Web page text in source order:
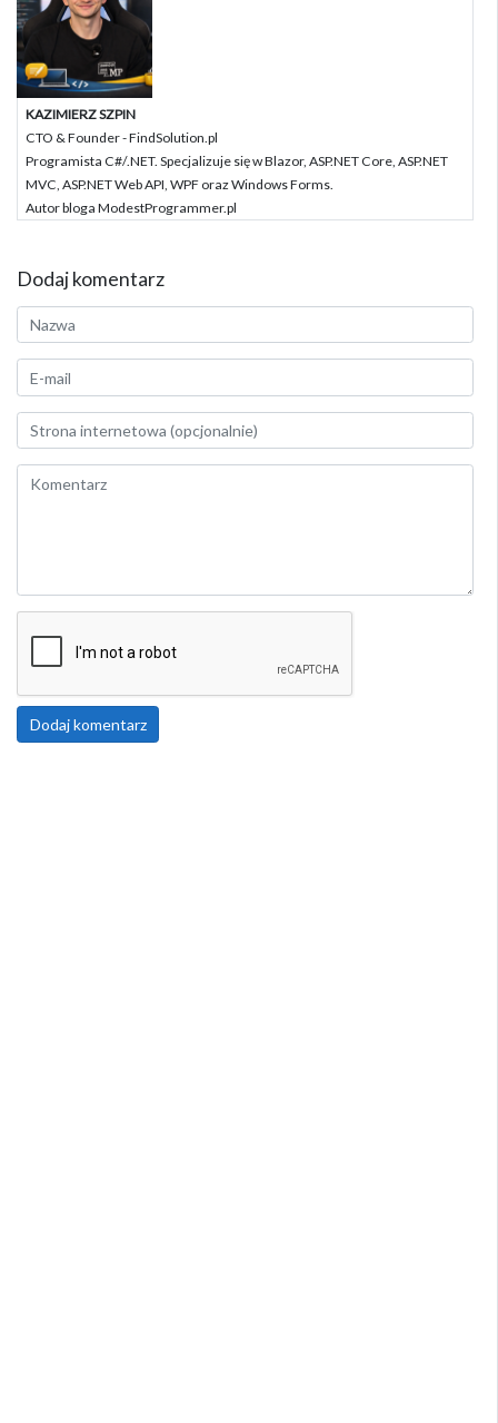
KAZIMIERZ SZPIN
CTO & Founder - FindSolution.pl
Programista C#/.NET. Specjalizuje się w Blazor, ASP.NET Core, ASP.NET
MVC, ASP.NET Web API, WPF oraz Windows Forms.
Autor bloga ModestProgrammer.pl
Dodaj komentarz
Dodaj komentarz